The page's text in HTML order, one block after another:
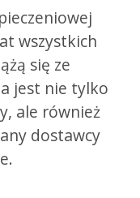
wszystkich
się ze
jest nie tylko
ale również
dostawcy